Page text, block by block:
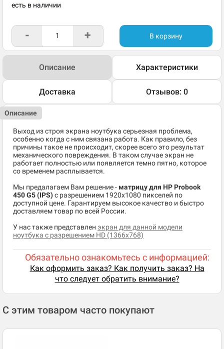
есть в наличии
- + В корзину
Описание Характеристики
Доставка Отзывов: 0
Описание
Выход из строя экрана ноутбука серьезная проблема,
особенно когда с ним связана работа. Как правило, без
причины такое не происходит, скорее всего это результат
механического повреждения. В таком случае экран не
работает полностью или появляется темно пятно, которое
со временем расплывается.
Мы предалагаем Вам решение - матрицу для HP Probook
450 G5 (IPS)c разрешением 1920x1080 пикселей по
доступной цене. Гарантируем высокое качество и быстро
доставляем товар по всей России.
У нас также представлен экран для данной модели
ноутбука с разрешением HD (1366x768)
Обязательно ознакомьтесь с информацией:
Как оформить заказ? Как получить заказ? На
что следует обратить внимание?
С этим товаром часто покупают